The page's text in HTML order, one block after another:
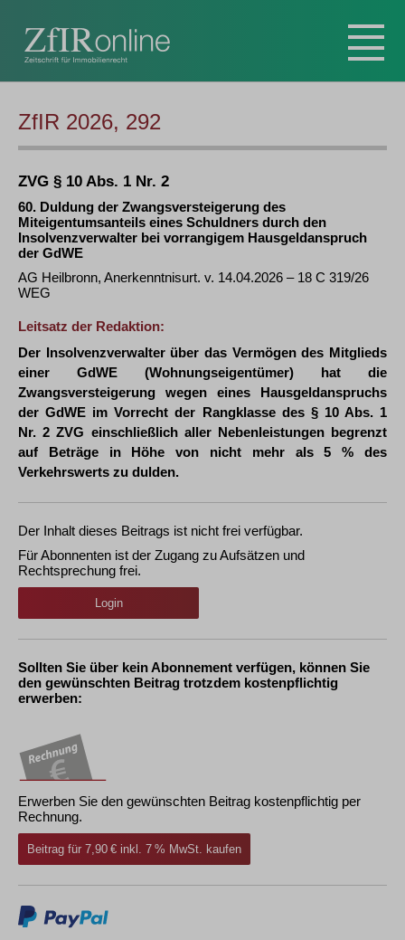
ZfIR 2026, 292
ZVG § 10 Abs. 1 Nr. 2
60. Duldung der Zwangsversteigerung des
Miteigentumsanteils eines Schuldners durch den
Insolvenzverwalter bei vorrangigem Hausgeldanspruch
der GdWE
AG Heilbronn, Anerkenntnisurt. v. 14.04.2026 – 18 C 319/26
WEG
Leitsatz der Redaktion:
Der Insolvenzverwalter über das Vermögen des Mitglieds
einer GdWE (Wohnungseigentümer) hat die
Zwangsversteigerung wegen eines Hausgeldanspruchs
der GdWE im Vorrecht der Rangklasse des § 10 Abs. 1
Nr. 2 ZVG einschließlich aller Nebenleistungen begrenzt
auf Beträge in Höhe von nicht mehr als 5 % des
Verkehrswerts zu dulden.
Der Inhalt dieses Beitrags ist nicht frei verfügbar.
Für Abonnenten ist der Zugang zu Aufsätzen und
Rechtsprechung frei.
Login
Sollten Sie über kein Abonnement verfügen, können Sie
den gewünschten Beitrag trotzdem kostenpflichtig
erwerben:
Erwerben Sie den gewünschten Beitrag kostenpflichtig per
Rechnung.
Beitrag für 7,90 € inkl. 7 % MwSt. kaufen